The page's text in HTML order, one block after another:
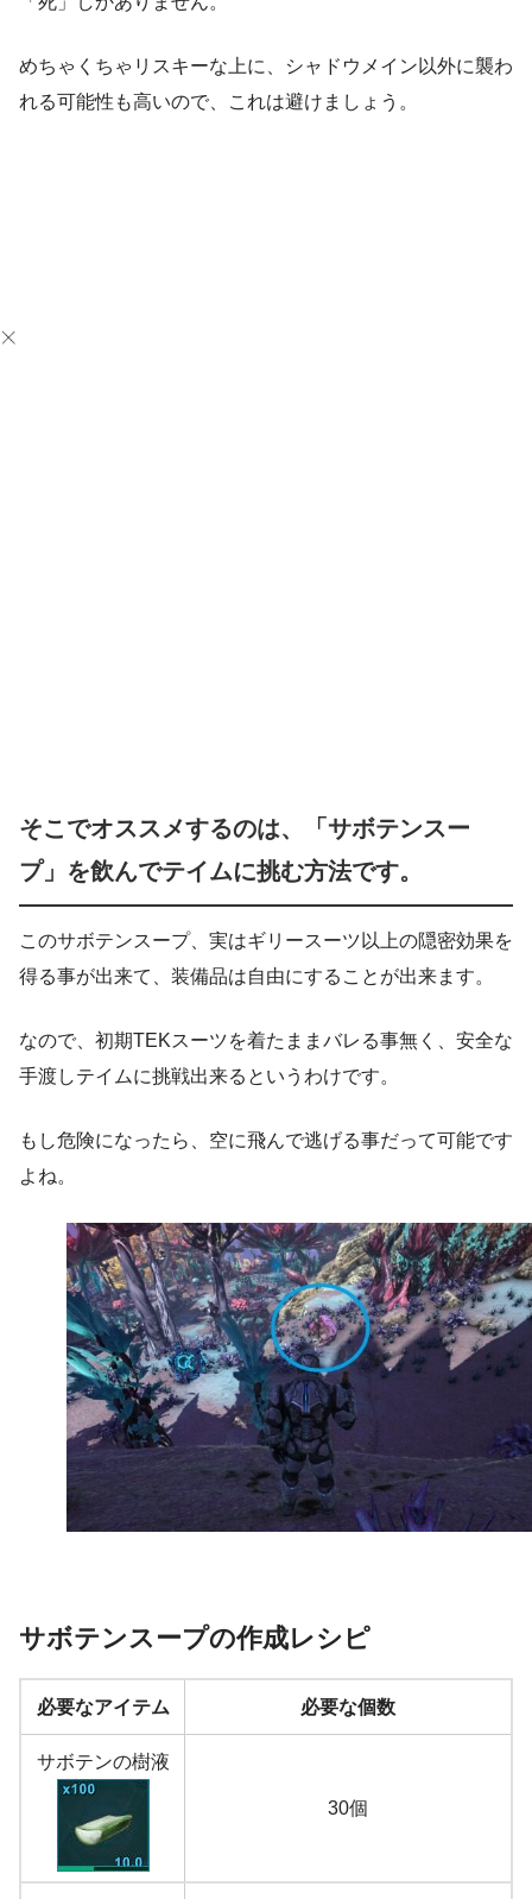
めちゃくちゃリスキーな上に、シャドウメイン以外に襲わ
れる可能性も高いので、これは避けましょう。
そこでオススメするのは、「サボテンスー
プ」を飲んでテイムに挑む方法です。
このサボテンスープ、実はギリースーツ以上の隠密効果を
得る事が出来て、装備品は自由にすることが出来ます。
なので、初期TEKスーツを着たままバレる事無く、安全な
手渡しテイムに挑戦出来るというわけです。
もし危険になったら、空に飛んで逃げる事だって可能です
よね。
サボテンスープの作成レシピ
必要なアイテム 必要な個数
サボテンの樹液
30個